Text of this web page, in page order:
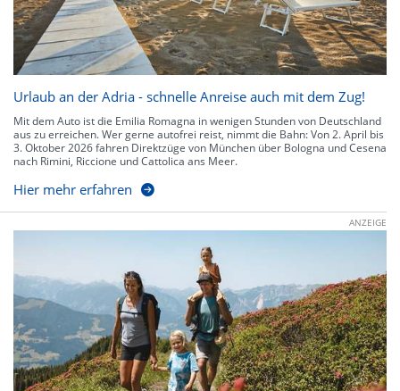
Urlaub an der Adria - schnelle Anreise auch mit dem Zug!
Mit dem Auto ist die Emilia Romagna in wenigen Stunden von Deutschland
aus zu erreichen. Wer gerne autofrei reist, nimmt die Bahn: Von 2. April bis
3. Oktober 2026 fahren Direktzüge von München über Bologna und Cesena
nach Rimini, Riccione und Cattolica ans Meer.
Hier mehr erfahren
ANZEIGE